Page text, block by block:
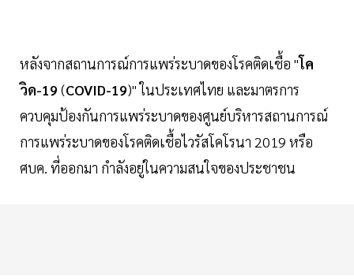
หลังจากสถานการณ์การแพร่ระบาดของโรคติดเชื้อ "โค
วิด-19 (COVID-19)" ในประเทศไทย และมาตรการ
ควบคุมป้องกันการแพร่ระบาดของศูนย์บริหารสถานการณ์
การแพร่ระบาดของโรคติดเชื้อไวรัสโคโรนา 2019 หรือ
ศบค. ที่ออกมา กำลังอยู่ในความสนใจของประชาชน